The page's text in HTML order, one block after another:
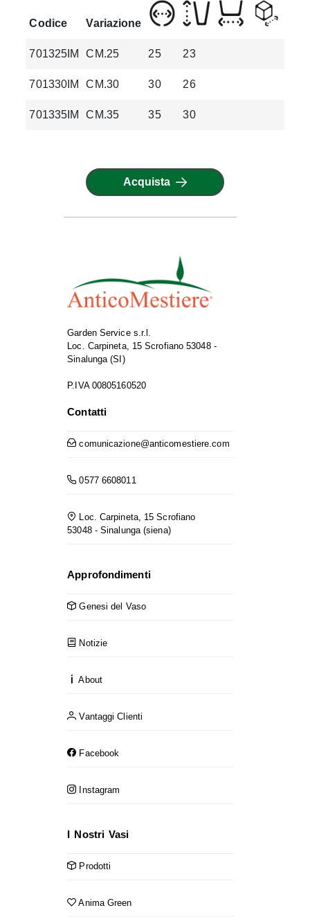
Codice Variazione
701325IM CM.25 25 23
701330IM CM.30 30 26
701335IM CM.35 35 30
Acquista
Garden Service s.r.l.
Loc. Carpineta, 15 Scrofiano 53048 -
Sinalunga (SI)
P.IVA 00805160520
Contatti
comunicazione@anticomestiere.com
0577 6608011
Loc. Carpineta, 15 Scrofiano
53048 - Sinalunga (siena)
Approfondimenti
Genesi del Vaso
Notizie
About
Vantaggi Clienti
Facebook
Instagram
I Nostri Vasi
Prodotti
Anima Green